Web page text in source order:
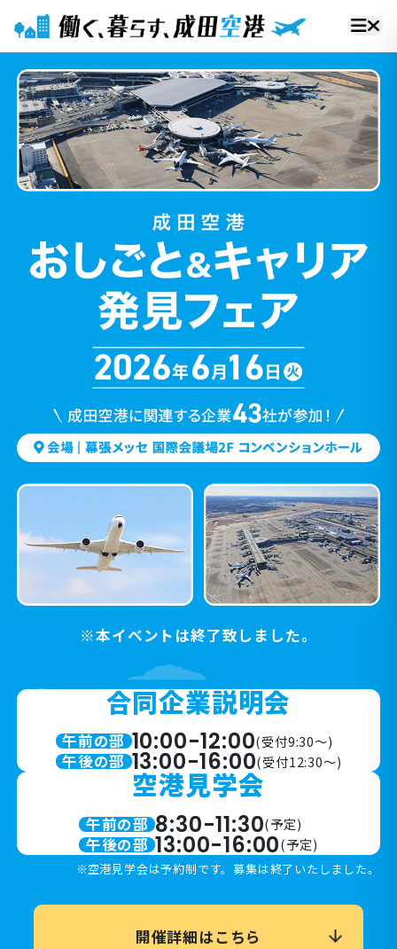
※本イベントは終了致しました。
合同企業説明会
午前の部 10:00-12:00(受付9:30～)
午後の部 13:00-16:00(受付12:30～)
空港見学会
午前の部 8:30-11:30(予定)
午後の部 13:00-16:00(予定)
空港見学会は予約制です。募集は終了いたしました。
開催詳細はこちら